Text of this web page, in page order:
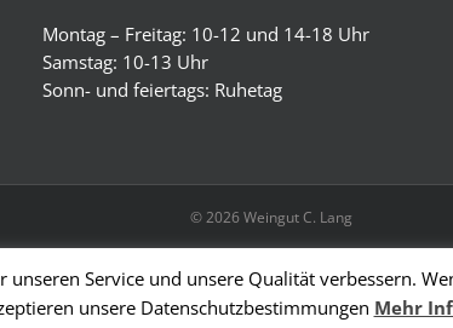
Montag – Freitag: 10-12 und 14-18 Uhr
Samstag: 10-13 Uhr
Sonn- und feiertags: Ruhetag
© 2026 Weingut C. Lang
Service und unsere Qualität verbessern.
unsere Datenschutzbestimmungen Mehr